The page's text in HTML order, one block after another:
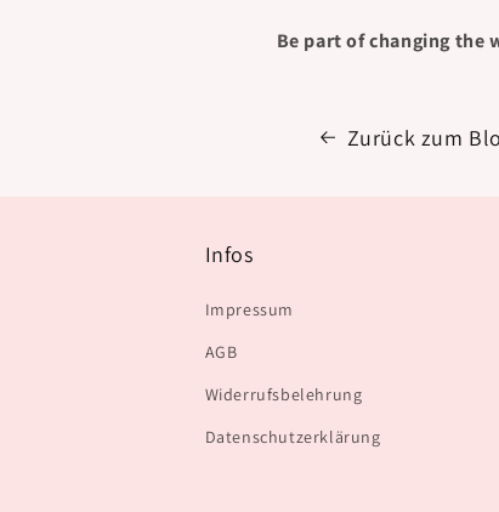
Be part of changing the
Zurück zum
Infos
Impressum
AGB
Widerrufsbelehrung
Datenschutzerklärung